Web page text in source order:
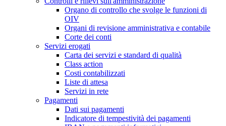
Organo di controllo che svolge le funzioni di
OIV
Organi di revisione amministrativa e contabile
Corte dei conti
Servizi erogati
Carta dei servizi e standard di qualità
Class action
Costi contabilizzati
Liste di attesa
Servizi in rete
Pagamenti
Dati sui pagamenti
Indicatore di tempestività dei pagamenti